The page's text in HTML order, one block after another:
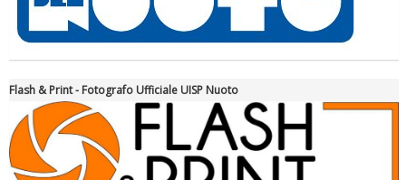
Ddl Lobby, Uisp: “Il Parlamento valorizzi le nostre specificità"
Flash & Print - Fotografo Ufficiale UISP Nuoto